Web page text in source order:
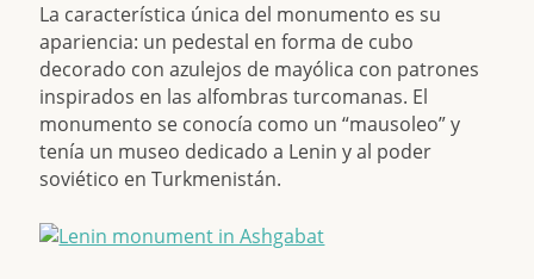
La característica única del monumento es su
apariencia: un pedestal en forma de cubo
decorado con azulejos de mayólica con patrones
inspirados en las alfombras turcomanas. El
monumento se conocía como un “mausoleo” y
tenía un museo dedicado a Lenin y al poder
soviético en Turkmenistán.